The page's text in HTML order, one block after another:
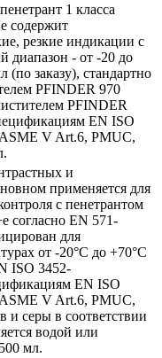
1 класса
содержит
резкие индикации с
диапазон - от -20 до
(по заказу), стандартно
PFINDER 970
PFINDER
EN ISO
V Art.6, PMUC,
и
применяется для
с пенетрантом
согласно EN 571-
для
от -20°C до +70°C
ISO 3452-
EN ISO
V Art.6, PMUC,
и серы в соответствии
водой или
мл.